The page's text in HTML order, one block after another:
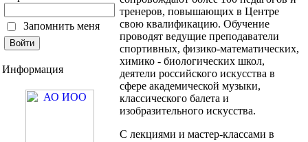
Запомнить меня
Информация
тренеров, повышающих в Центре
свою квалификацию. Обучение
проводят ведущие преподаватели
спортивных, физико-математических,
химико - биологических школ,
деятели российского искусства в
сфере академической музыки,
классического балета и
изобразительного искусства.
С лекциями и мастер-классами в